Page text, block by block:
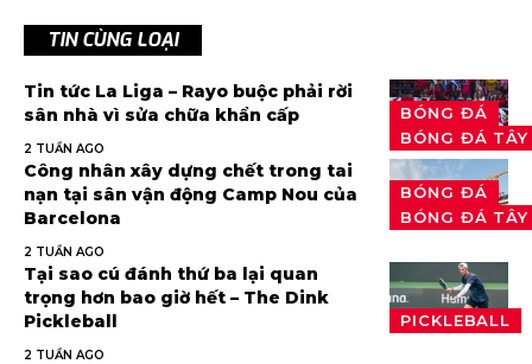
TIN CÙNG LOẠI
BÓNG ĐÁ
BÓNG ĐÁ
Tin tức La Liga – Rayo buộc phải rời
sân nhà vì sửa chữa khẩn cấp
2 TUẦN AGO
BÓNG ĐÁ
BÓNG ĐÁ
Công nhân xây dựng chết trong tai
nạn tại sân vận động Camp Nou của
Barcelona
2 TUẦN AGO
PICKLEBALL
Tại sao cú đánh thứ ba lại quan
trọng hơn bao giờ hết – The Dink
Pickleball
2 TUẦN AGO